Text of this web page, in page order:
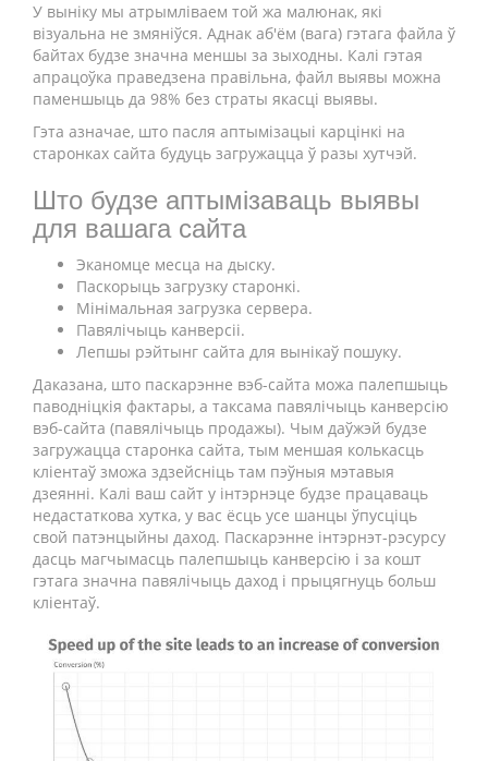
У выніку мы атрымліваем той жа малюнак, які
візуальна не змяніўся. Аднак аб'ём (вага) гэтага файла ў
байтах будзе значна меншы за зыходны. Калі гэтая
апрацоўка праведзена правільна, файл выявы можна
паменшыць да 98% без страты якасці выявы.
Гэта азначае, што пасля аптымізацыі карцінкі на
старонках сайта будуць загружацца ў разы хутчэй.
Што будзе аптымізаваць выявы
для вашага сайта
Эканомце месца на дыску.
Паскорыць загрузку старонкі.
Мінімальная загрузка сервера.
Павялічыць канверсіі.
Лепшы рэйтынг сайта для вынікаў пошуку.
Даказана, што паскарэнне вэб-сайта можа палепшыць
паводніцкія фактары, а таксама павялічыць канверсію
вэб-сайта (павялічыць продажы). Чым даўжэй будзе
загружацца старонка сайта, тым меншая колькасць
кліентаў зможа здзейсніць там пэўныя мэтавыя
дзеянні. Калі ваш сайт у інтэрнэце будзе працаваць
недастаткова хутка, у вас ёсць усе шанцы ўпусціць
свой патэнцыйны даход. Паскарэнне інтэрнэт-рэсурсу
дасць магчымасць палепшыць канверсію і за кошт
гэтага значна павялічыць даход і прыцягнуць больш
кліентаў.